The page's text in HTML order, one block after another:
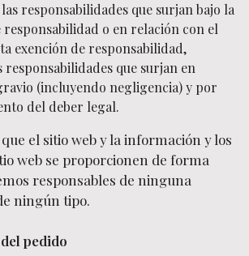
responsabilidades que surjan bajo la
responsabilidad o en relación con el
exención de responsabilidad,
responsabilidades que surjan en
(incluyendo negligencia) y por
del deber legal.
el sitio web y la información y los
web se proporcionen de forma
responsables de ninguna
ningún tipo.
pedido